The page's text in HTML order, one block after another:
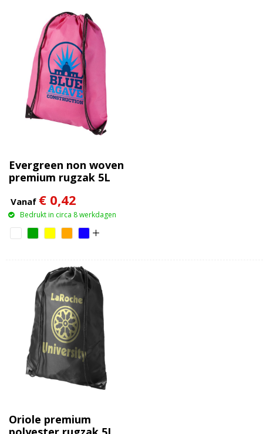
Evergreen non woven
premium rugzak 5L
Vanaf € 0,42
Bedrukt in circa 8 werkdagen
Oriole premium